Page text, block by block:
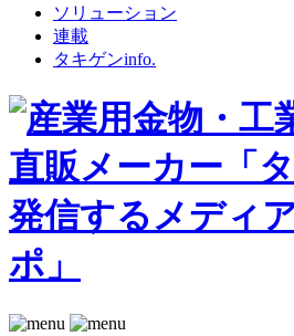
ソリューション
連載
タキゲンinfo.